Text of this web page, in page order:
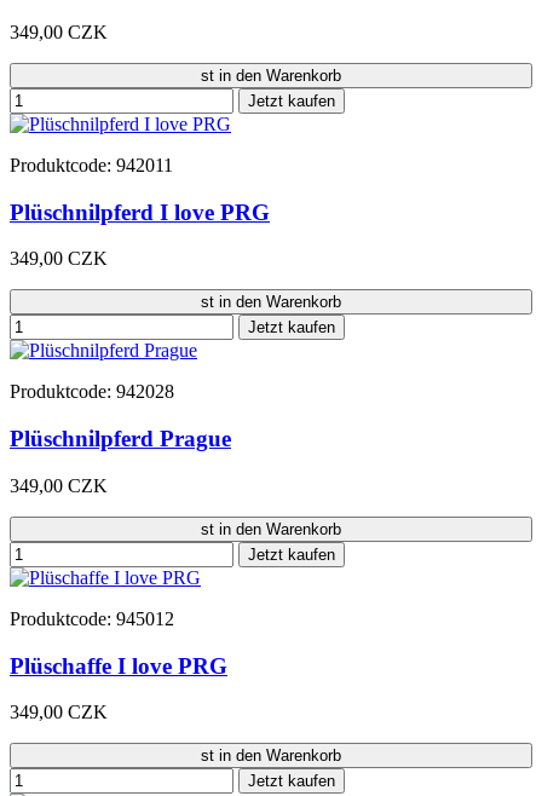
349,00 CZK
st in den Warenkorb
Jetzt kaufen
Produktcode: 942011
Plüschnilpferd I love PRG
349,00 CZK
st in den Warenkorb
Jetzt kaufen
Produktcode: 942028
Plüschnilpferd Prague
349,00 CZK
st in den Warenkorb
Jetzt kaufen
Produktcode: 945012
Plüschaffe I love PRG
349,00 CZK
st in den Warenkorb
Jetzt kaufen